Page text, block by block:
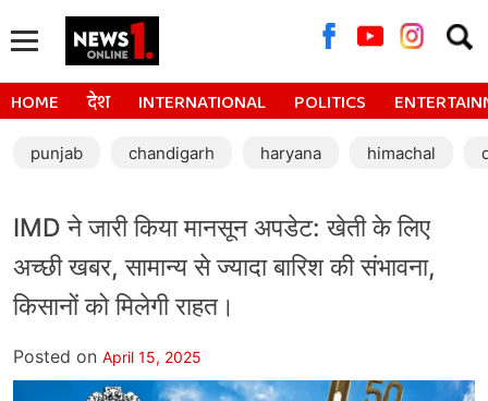
for:
HOME देश INTERNATIONAL POLITICS
punjab chandigarh haryana himachal
IMD ने जारी किया मानसून अपडेट: खेती के लिए
अच्छी खबर, सामान्य से ज्यादा बारिश की संभावना,
किसानों को मिलेगी राहत।
Posted on April 15, 2025